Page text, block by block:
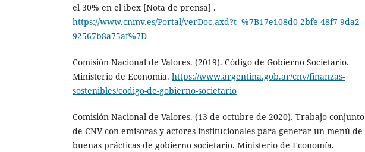
el 30% en el ibex [Nota de prensa] .
https://www.cnmv.es/Portal/verDoc.axd?t=%7B17e108d0-2bfe-48f7-9da2-
92567b8a75af%7D
Comisión Nacional de Valores. (2019). Código de Gobierno Societario.
Ministerio de Economía. https://www.argentina.gob.ar/cnv/finanzas-
sostenibles/codigo-de-gobierno-societario
Comisión Nacional de Valores. (13 de octubre de 2020). Trabajo conjunto
de CNV con emisoras y actores institucionales para generar un menú de
buenas prácticas de gobierno societario. Ministerio de Economía.